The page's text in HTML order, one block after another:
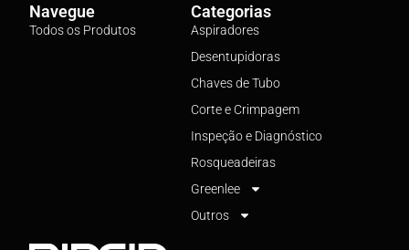
Navegue
Todos os Produtos
Categorias
Aspiradores
Desentupidoras
Chaves de Tubo
Corte e Crimpagem
Inspeção e Diagnóstico
Rosqueadeiras
Greenlee
Outros